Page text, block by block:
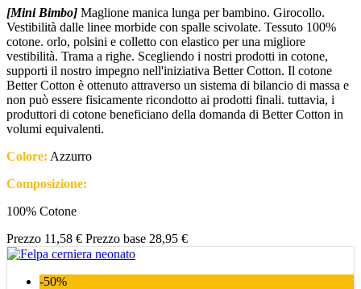
[Mini Bimbo] Maglione manica lunga per bambino. Girocollo.
Vestibilità dalle linee morbide con spalle scivolate. Tessuto 100%
cotone. orlo, polsini e colletto con elastico per una migliore
vestibilità. Trama a righe. Scegliendo i nostri prodotti in cotone,
supporti il nostro impegno nell'iniziativa Better Cotton. Il cotone
Better Cotton è ottenuto attraverso un sistema di bilancio di massa e
non può essere fisicamente ricondotto ai prodotti finali. tuttavia, i
produttori di cotone beneficiano della domanda di Better Cotton in
volumi equivalenti.
Colore: Azzurro
Composizione:
100% Cotone
Prezzo 11,58 € Prezzo base 28,95 €
-50%